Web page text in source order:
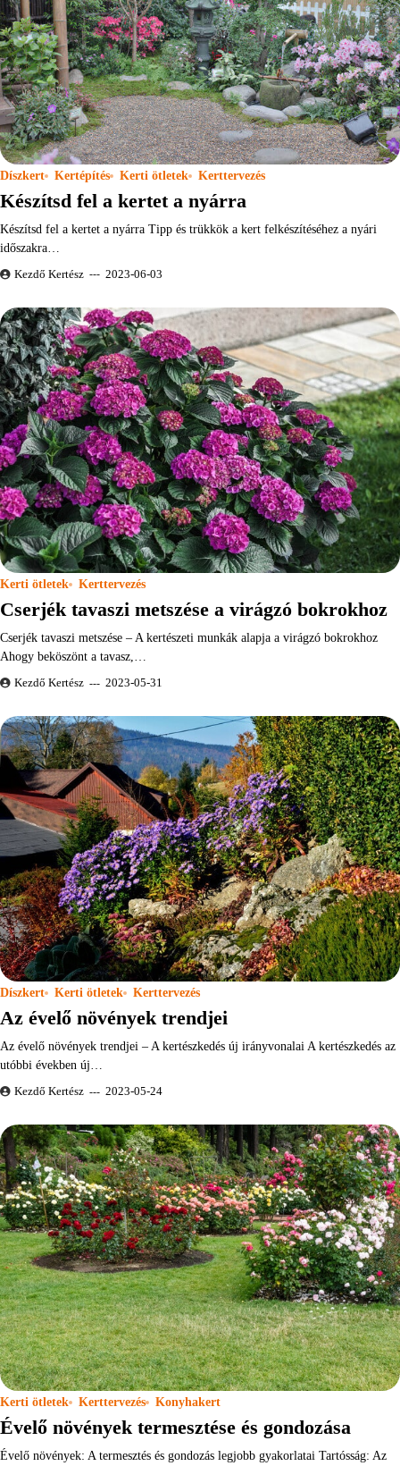
Díszkert Kertépítés Kerti ötletek Kerttervezés
Készítsd fel a kertet a nyárra
Készítsd fel a kertet a nyárra Tipp és trükkök a kert felkészítéséhez a nyári
időszakra…
Kezdő Kertész 2023-06-03
Kerti ötletek Kerttervezés
Cserjék tavaszi metszése a virágzó bokrokhoz
Cserjék tavaszi metszése – A kertészeti munkák alapja a virágzó bokrokhoz
Ahogy beköszönt a tavasz,…
Kezdő Kertész 2023-05-31
Díszkert Kerti ötletek Kerttervezés
Az évelő növények trendjei
Az évelő növények trendjei – A kertészkedés új irányvonalai A kertészkedés az
utóbbi években új…
Kezdő Kertész 2023-05-24
Kerti ötletek Kerttervezés Konyhakert
Évelő növények termesztése és gondozása
Évelő növények: A termesztés és gondozás legjobb gyakorlatai Tartósság: Az